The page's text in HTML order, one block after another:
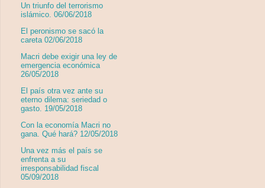
Un triunfo del terrorismo
islámico. 06/06/2018
El peronismo se sacó la
careta 02/06/2018
Macri debe exigir una ley de
emergencia económica
26/05/2018
El país otra vez ante su
eterno dilema: seriedad o
gasto. 19/05/2018
Con la economía Macri no
gana. Qué hará? 12/05/2018
Una vez más el país se
enfrenta a su
irresponsabilidad fiscal
05/09/2018